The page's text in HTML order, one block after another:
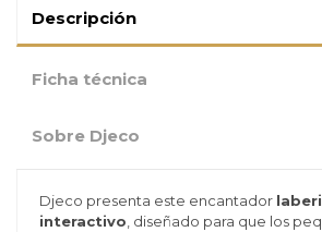
Descripción
Ficha técnica
Sobre Djeco
Djeco presenta este encantador
interactivo, diseñado para que los